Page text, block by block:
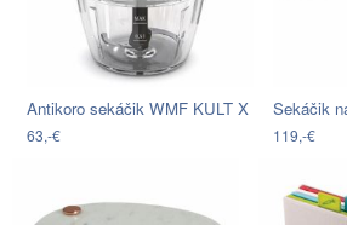
Antikoro sekáčik WMF KULT X
63,-€ 119,-€